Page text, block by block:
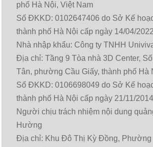
phố Hà Nội, Việt Nam
Số ĐKKD: 0102647406 do Sở Kế
thành phố Hà Nội cấp ngày 14/04/2022
Nhà nhập khẩu: Công ty TNHH
Địa chỉ: Tầng 9 Tòa nhà 3D Center,
Tân, phường Cầu Giấy, thành phố Hà
Số ĐKKD: 0106698049 do Sở Kế
thành phố Hà Nội cấp ngày 21/11/2014
Người chịu trách nhiệm nội dung
Hường
Địa chỉ: Khu Đô Thị Kỳ Đồng, Phường